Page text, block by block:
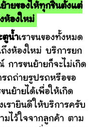
ายของให้ทุกชิ้นตั้งแต่
ห้องใหม่
ตูน้ำเราขนของทั้งหมด
งห้องใหม่ บริการยก
การขนย้ายก็จะไม่เกิด
รถถ่ายรูปรถหรือขอ
ย้ายได้เพื่อให้เกิด
รายินดีให้บริการครับ
มไว้ใจจากลูกค้า ตาม